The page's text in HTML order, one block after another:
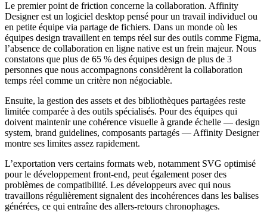
Le premier point de friction concerne la collaboration. Affinity
Designer est un logiciel desktop pensé pour un travail individuel ou
en petite équipe via partage de fichiers. Dans un monde où les
équipes design travaillent en temps réel sur des outils comme Figma,
l’absence de collaboration en ligne native est un frein majeur. Nous
constatons que plus de 65 % des équipes design de plus de 3
personnes que nous accompagnons considèrent la collaboration
temps réel comme un critère non négociable.
Ensuite, la gestion des assets et des bibliothèques partagées reste
limitée comparée à des outils spécialisés. Pour des équipes qui
doivent maintenir une cohérence visuelle à grande échelle — design
system, brand guidelines, composants partagés — Affinity Designer
montre ses limites assez rapidement.
L’exportation vers certains formats web, notamment SVG optimisé
pour le développement front-end, peut également poser des
problèmes de compatibilité. Les développeurs avec qui nous
travaillons régulièrement signalent des incohérences dans les balises
générées, ce qui entraîne des allers-retours chronophages.